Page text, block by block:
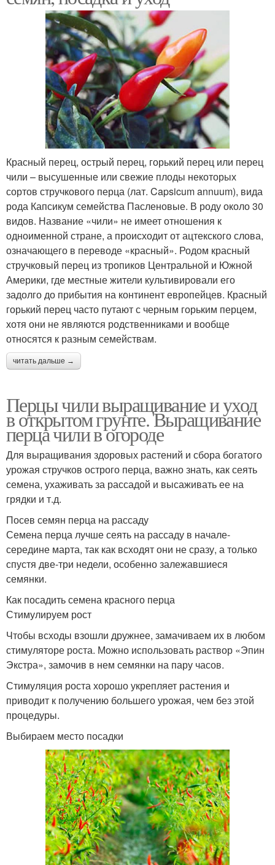
Красный перец, острый перец, горький перец или перец
чили – высушенные или свежие плоды некоторых
сортов стручкового перца (лат. Capsicum annuum), вида
рода Капсикум семейства Пасленовые. В роду около 30
видов. Название «чили» не имеет отношения к
одноименной стране, а происходит от ацтекского слова,
означающего в переводе «красный». Родом красный
стручковый перец из тропиков Центральной и Южной
Америки, где местные жители культивировали его
задолго до прибытия на континент европейцев. Красный
горький перец часто путают с черным горьким перцем,
хотя они не являются родственниками и вообще
относятся к разным семействам.
читать дальше →
Перцы чили выращивание и уход
в открытом грунте. Выращивание
перца чили в огороде
Для выращивания здоровых растений и сбора богатого
урожая стручков острого перца, важно знать, как сеять
семена, ухаживать за рассадой и высаживать ее на
грядки и т.д.
Посев семян перца на рассаду
Семена перца лучше сеять на рассаду в начале-
середине марта, так как всходят они не сразу, а только
спустя две-три недели, особенно залежавшиеся
семянки.
Как посадить семена красного перца
Стимулируем рост
Чтобы всходы взошли дружнее, замачиваем их в любом
стимуляторе роста. Можно использовать раствор «Эпин
Экстра», замочив в нем семянки на пару часов.
Стимуляция роста хорошо укрепляет растения и
приводит к получению большего урожая, чем без этой
процедуры.
Выбираем место посадки